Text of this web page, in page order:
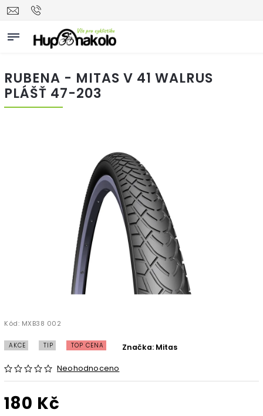
RUBENA - MITAS V 41 WALRUS
PLÁŠŤ 47-203
Kód: MXB38 002
AKCE TIP TOP CENA
Neohodnoceno
Značka: Mitas
180 Kč